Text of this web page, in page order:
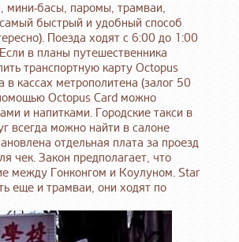
мини-басы, паромы, трамваи,
быстрый и удобный способ
Поезда ходят с 6:00 до 1:00
в планы путешественника
транспортную карту Octopus
кассах метрополитена (залог 50
Octopus Card можно
и напитками. Городские такси в
всегда можно найти в салоне
отдельная плата за проезд
чек. Закон предполагает, что
между Гонконгом и Коулуном. Star
еще и трамваи, они ходят по